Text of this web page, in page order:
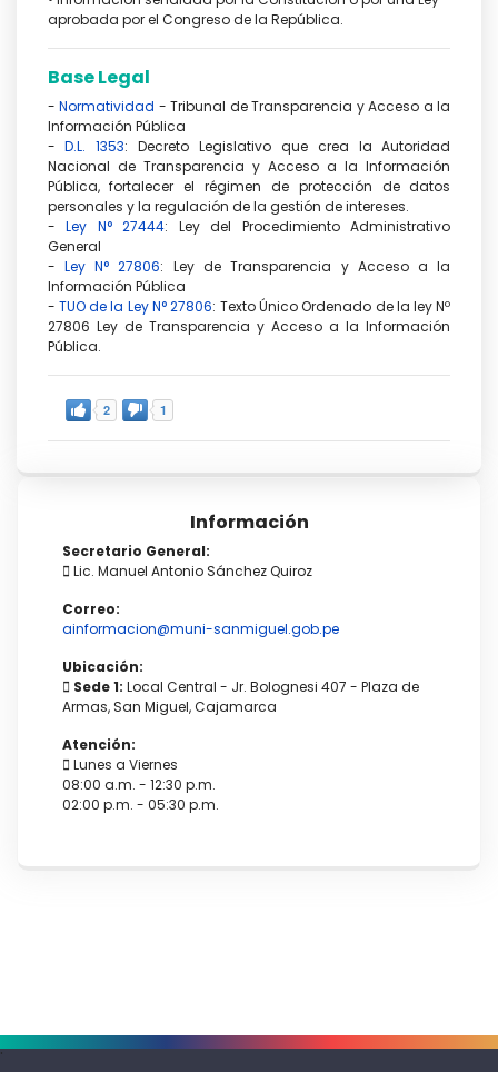
aprobada por el Congreso de la República.
Base Legal
-Normatividad - Tribunal de Transparencia y Acceso a la
Información Pública
-D.L. 1353: Decreto Legislativo que crea la Autoridad
Nacional de Transparencia y Acceso a la Información
Pública, fortalecer el régimen de protección de datos
personales y la regulación de la gestión de intereses.
-Ley N° 27444: Ley del Procedimiento Administrativo
General
- Ley N° 27806: Ley de Transparencia y Acceso a la
Información Pública
- TUO de la Ley N° 27806: Texto Único Ordenado de la ley Nº
27806 Ley de Transparencia y Acceso a la Información
Pública.
2 1
Información
Secretario General:
Lic. Manuel Antonio Sánchez Quiroz
Correo:
ainformacion@muni-sanmiguel.gob.pe
Ubicación:
Sede 1: Local Central - Jr. Bolognesi 407 - Plaza de
Armas, San Miguel, Cajamarca
Atención:
Lunes a Viernes
08:00 a.m. - 12:30 p.m.
02:00 p.m. - 05:30 p.m.
.